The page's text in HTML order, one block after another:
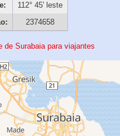
112° 45' leste
2374658
de Surabaia para viajantes